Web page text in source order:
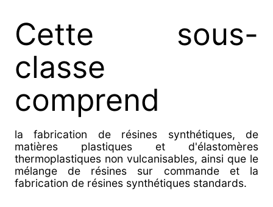
Cette sous-
classe
comprend
la fabrication de résines synthétiques, de
matières plastiques et d'élastomères
thermoplastiques non vulcanisables, ainsi que le
mélange de résines sur commande et la
fabrication de résines synthétiques standards.